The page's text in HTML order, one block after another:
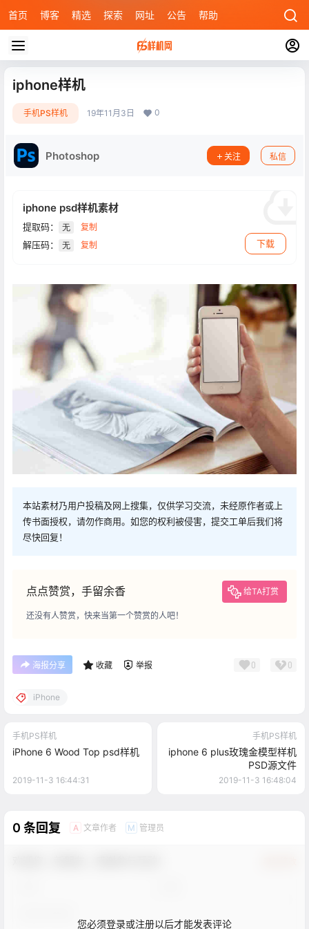
首页 博客 精选 探索 网址 公告 帮助
iphone样机
手机PS样机 19年11月3日 0
Photoshop 关注 私信
iphone psd样机素材
提取码： 无 复制
解压码： 无 复制 下载
本站素材乃用户投稿及网上搜集，仅供学习交流，未经原作者或上
传书面授权，请勿作商用。如您的权利被侵害，提交工单后我们将
尽快回复！
点点赞赏，手留余香 给TA打赏
还没有人赞赏，快来当第一个赞赏的人吧！
海报分享 收藏 举报 0 0
iPhone
手机PS样机
iPhone 6 Wood Top psd样机
2019-11-3 16:44:31
手机PS样机
iphone 6 plus玫瑰金模型样机
PSD源文件
2019-11-3 16:48:04
0 条回复 A 文章作者 M 管理员
您必须登录或注册以后才能发表评论